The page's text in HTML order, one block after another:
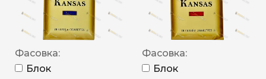
Фасовка:
Блок
Фасовка:
Блок